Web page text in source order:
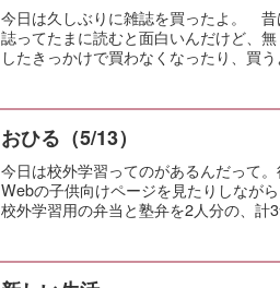
今日は久しぶりに雑誌を買ったよ。
誌ってたまに読むと面白いんだけど、
したきっかけで買わなくなったり、買
おひる（5/13）
今日は校外学習ってのがあるんだって
Webの子供向けページを見たりしなが
校外学習用の弁当と塾弁を2人分の、計